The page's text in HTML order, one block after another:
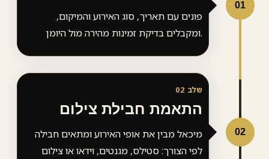
פונים עם תאריך, סוג האירוע והמיקום,
התאמת חבילת צילום
מיכאל מבין את אופי האירוע ומתאים חבילה
לפי הצורך: סטילס, מגנטים, וידאו או צילום